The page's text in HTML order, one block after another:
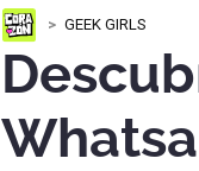
GEEK GIRLS